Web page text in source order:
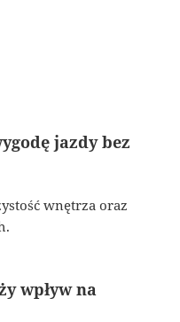
jazdy bez
wnętrza oraz
wpływ na